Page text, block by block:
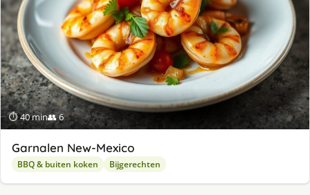
⏱ 40 min👥 6
Garnalen New-Mexico
BBQ & buiten koken Bijgerechten